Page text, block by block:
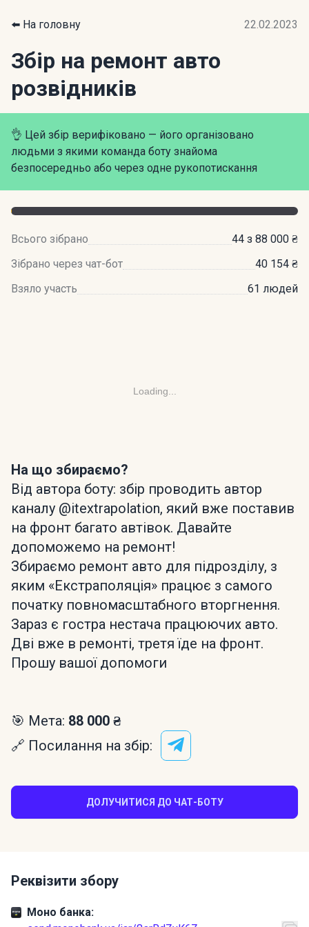
⬅️ На головну 22.02.2023
Збір на ремонт авто
розвідників
👌 Цей збір верифіковано — його організовано
людьми з якими команда боту знайома
безпосередньо або через одне рукопотискання
Всього зібрано
44 з 88 000 ₴
Зібрано через чат-бот
40 154 ₴
Взяло участь
61 людей
Loading...
На що збираємо?
Від автора боту: збір проводить автор
каналу @itextrapolation, який вже поставив
на фронт багато автівок. Давайте
допоможемо на ремонт!
Збираємо ремонт авто для підрозділу, з
яким «Екстраполяція» працює з самого
початку повномасштабного вторгнення.
Зараз є гостра нестача працюючих авто.
Дві вже в ремонті, третя їде на фронт.
Прошу вашої допомоги
🎯 Мета: 88 000 ₴
🔗 Посилання на збір:
ДОЛУЧИТИСЯ ДО ЧАТ-БОТУ
Реквізити збору
Моно банка: